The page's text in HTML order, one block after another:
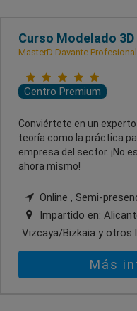
Curso Modelado
MasterD Davante
Centro Premium
Conviértete en un
teoría como la práctica
empresa del sector. ¡No
ahora mismo!
Online , Semi-
Impartido en:
Vizcaya/Bizkaia y otros
Más